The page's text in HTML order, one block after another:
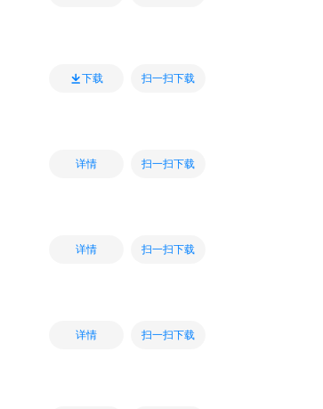
下载 扫一扫下载
详情 扫一扫下载
详情 扫一扫下载
详情 扫一扫下载